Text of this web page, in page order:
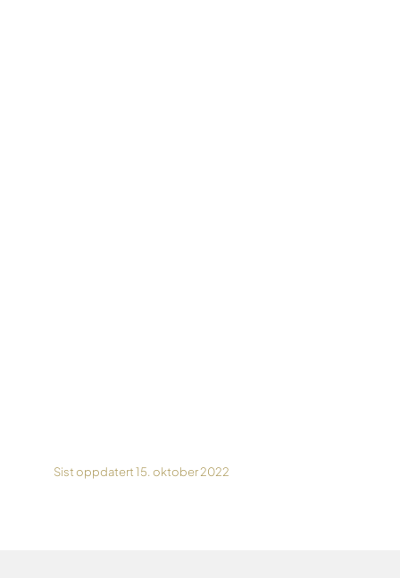
Sist oppdatert 15. oktober 2022